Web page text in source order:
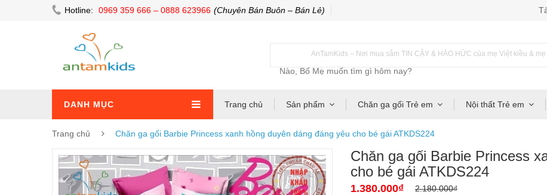
Hotline: 0969 359 666 – 0888 623966 (Chuyên Bán Buôn – Bán Lẻ)
AnTamKids – Nơi mua sắm TIN CẬY & HÁO HỨC của mẹ Việt kiều & mẹ
DANH MỤC Trang chủ Sản phẩm Chăn ga gối Trẻ em Nội thất Trẻ em
Trang chủ Chăn ga gối Barbie Princess xanh hồng duyên dáng đáng yêu cho bé gái ATKDS224
Chăn ga gối Barbie Princess
cho bé gái ATKDS224
1.380.000₫
2.180.000₫